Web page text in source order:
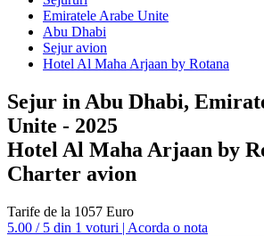
Emiratele Arabe Unite
Abu Dhabi
Sejur avion
Hotel Al Maha Arjaan by Rotana
Sejur in Abu Dhabi,
Unite - 2025
Hotel Al Maha Arjaan by
Charter avion
Tarife de la 1057 Euro
5.00 / 5 din 1 voturi | Acorda o nota